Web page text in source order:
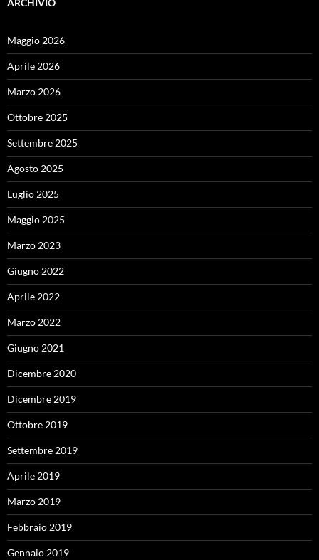
ARCHIVIO
Maggio 2026
Aprile 2026
Marzo 2026
Ottobre 2025
Settembre 2025
Agosto 2025
Luglio 2025
Maggio 2025
Marzo 2023
Giugno 2022
Aprile 2022
Marzo 2022
Giugno 2021
Dicembre 2020
Dicembre 2019
Ottobre 2019
Settembre 2019
Aprile 2019
Marzo 2019
Febbraio 2019
Gennaio 2019